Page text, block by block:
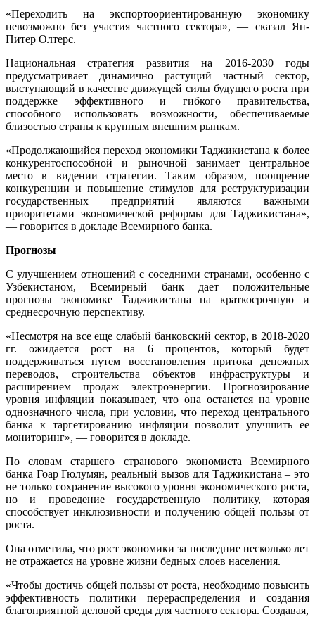
«Переходить на экспортоориентированную экономику
невозможно без участия частного сектора», — сказал Ян-
Питер Олтерс.
Национальная стратегия развития на 2016-2030 годы
предусматривает динамично растущий частный сектор,
выступающий в качестве движущей силы будущего роста при
поддержке эффективного и гибкого правительства,
способного использовать возможности, обеспечиваемые
близостью страны к крупным внешним рынкам.
«Продолжающийся переход экономики Таджикистана к более
конкурентоспособной и рыночной занимает центральное
место в видении стратегии. Таким образом, поощрение
конкуренции и повышение стимулов для реструктуризации
государственных предприятий являются важными
приоритетами экономической реформы для Таджикистана»,
— говорится в докладе Всемирного банка.
Прогнозы
С улучшением отношений с соседними странами, особенно с
Узбекистаном, Всемирный банк дает положительные
прогнозы экономике Таджикистана на краткосрочную и
среднесрочную перспективу.
«Несмотря на все еще слабый банковский сектор, в 2018-2020
гг. ожидается рост на 6 процентов, который будет
поддерживаться путем восстановления притока денежных
переводов, строительства объектов инфраструктуры и
расширением продаж электроэнергии. Прогнозирование
уровня инфляции показывает, что она останется на уровне
однозначного числа, при условии, что переход центрального
банка к таргетированию инфляции позволит улучшить ее
мониторинг», — говорится в докладе.
По словам старшего странового экономиста Всемирного
банка Гоар Гюлумян, реальный вызов для Таджикистана – это
не только сохранение высокого уровня экономического роста,
но и проведение государственную политику, которая
способствует инклюзивности и получению общей пользы от
роста.
Она отметила, что рост экономики за последние несколько лет
не отражается на уровне жизни бедных слоев населения.
«Чтобы достичь общей пользы от роста, необходимо повысить
эффективность политики перераспределения и создания
благоприятной деловой среды для частного сектора. Создавая,